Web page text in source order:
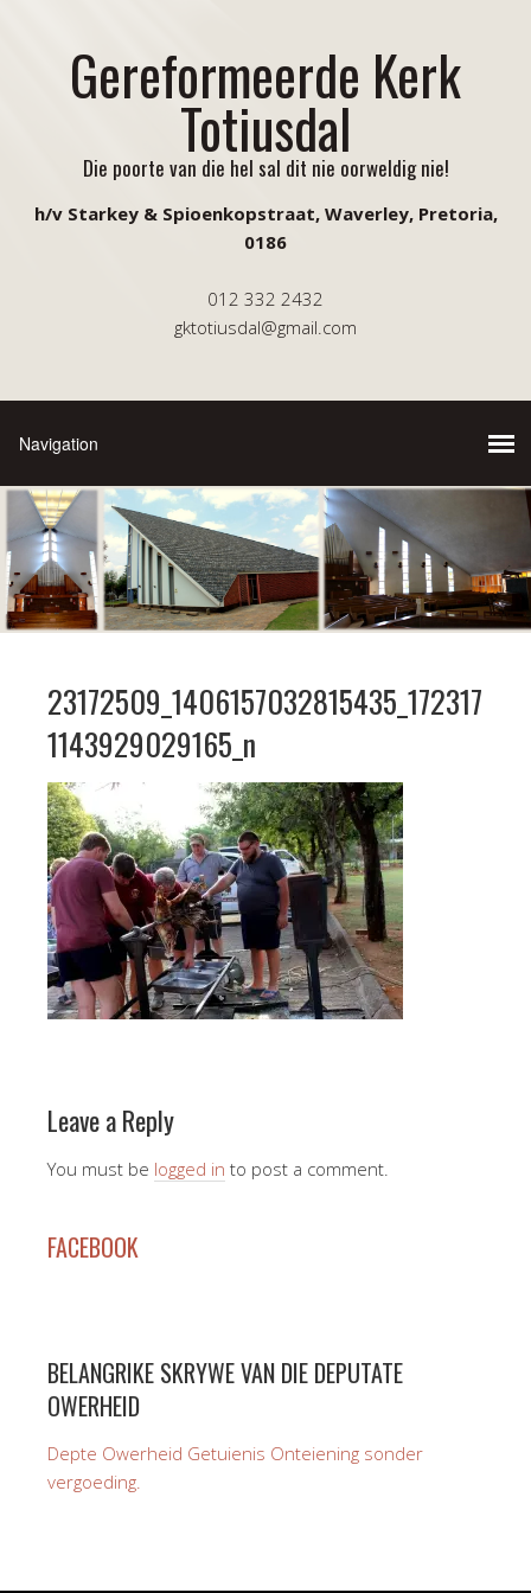
Gereformeerde Kerk
Totiusdal
Die poorte van die hel sal dit nie oorweldig nie!
h/v Starkey & Spioenkopstraat, Waverley, Pretoria,
0186
012 332 2432
gktotiusdal@gmail.com
23172509_1406157032815435_172317
1143929029165_n
Leave a Reply
You must be logged in to post a comment.
FACEBOOK
BELANGRIKE SKRYWE VAN DIE DEPUTATE
OWERHEID
Depte Owerheid Getuienis Onteiening sonder
vergoeding.